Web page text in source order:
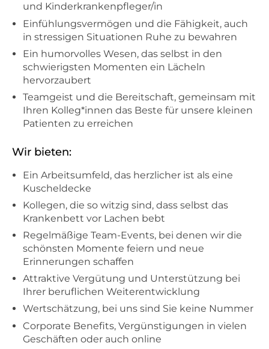
und Kinderkrankenpfleger/in
Einfühlungsvermögen und die Fähigkeit, auch
in stressigen Situationen Ruhe zu bewahren
Ein humorvolles Wesen, das selbst in den
schwierigsten Momenten ein Lächeln
hervorzaubert
Teamgeist und die Bereitschaft, gemeinsam mit
Ihren Kolleg*innen das Beste für unsere kleinen
Patienten zu erreichen
Wir bieten:
Ein Arbeitsumfeld, das herzlicher ist als eine
Kuscheldecke
Kollegen, die so witzig sind, dass selbst das
Krankenbett vor Lachen bebt
Regelmäßige Team-Events, bei denen wir die
schönsten Momente feiern und neue
Erinnerungen schaffen
Attraktive Vergütung und Unterstützung bei
Ihrer beruflichen Weiterentwicklung
Wertschätzung, bei uns sind Sie keine Nummer
Corporate Benefits, Vergünstigungen in vielen
Geschäften oder auch online